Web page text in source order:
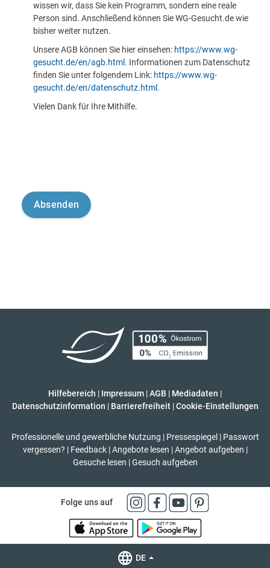
wissen wir, dass Sie kein Programm, sondern eine reale
Person sind. Anschließend können Sie WG-Gesucht.de wie
bisher weiter nutzen.
Unsere AGB können Sie hier einsehen: https://www.wg-
gesucht.de/en/agb.html . Informationen zum Datenschutz
finden Sie unter folgendem Link: https://www.wg-
gesucht.de/en/datenschutz.html .
Vielen Dank für Ihre Mithilfe.
Hilfebereich | Impressum |AGB | Mediadaten |
Datenschutzinformation | Barrierefreiheit | Cookie-Einstellungen
Professionelle und gewerbliche Nutzung | Pressespiegel | Passwort
vergessen? | Feedback | Angebote lesen | Angebot aufgeben |
Gesuche lesen | Gesuch aufgeben
Folge uns auf
DE